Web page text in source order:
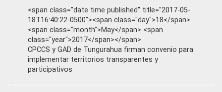
<span class="date time published" title="2017-05-
18T16:40:22-0500"><span class="day">18</span>
<span class="month">May</span> <span
class="year">2017</span></span>
CPCCS y GAD de Tungurahua firman convenio para
implementar territorios transparentes y
participativos